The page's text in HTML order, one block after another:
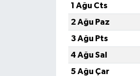
1 Ağu Cts
2 Ağu Paz
3 Ağu Pts
4 Ağu Sal
5 Ağu Çar